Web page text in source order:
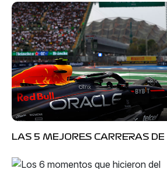
LAS 5 MEJORES CARRERAS